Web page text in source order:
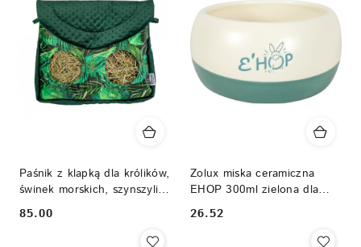
Paśnik z klapką dla królików,
świnek morskich, szynszyli,
koszatniczek - paśnik
materiałowy
Cena:
85.00
Zolux miska ceramiczna
EHOP 300ml zielona dla
królika, świnki morskiej,
szynszyli
Cena:
26.52